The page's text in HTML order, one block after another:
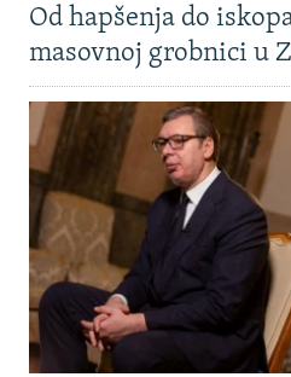
Od hapšenja do
masovnoj grobnici u